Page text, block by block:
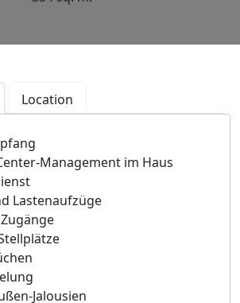
Location
Management im Haus
Lastenaufzüge
Jalousien